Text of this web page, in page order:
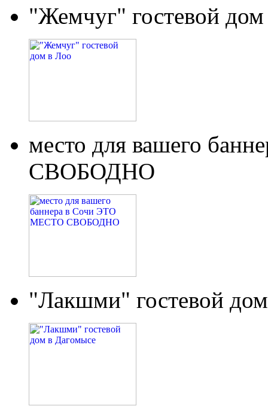
"Жемчуг" гостевой
место для вашего
СВОБОДНО
"Лакшми" гостевой